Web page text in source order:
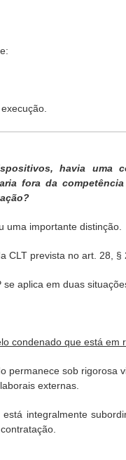
havia uma
fora da
uma importante distinção.
CLT prevista no art. 28, §
se aplica em duas
condenado que está em
permanece sob rigorosa
externas.
integralmente